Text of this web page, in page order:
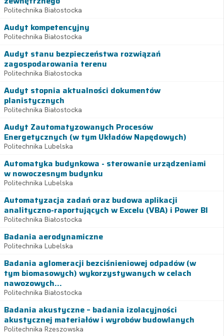
Politechnika Białostocka
Audyt kompetencyjny
Politechnika Białostocka
Audyt stanu bezpieczeństwa rozwiązań
zagospodarowania terenu
Politechnika Białostocka
Audyt stopnia aktualności dokumentów
planistycznych
Politechnika Białostocka
Audyt Zautomatyzowanych Procesów
Energetycznych (w tym Układów Napędowych)
Politechnika Lubelska
Automatyka budynkowa - sterowanie urządzeniami
w nowoczesnym budynku
Politechnika Lubelska
Automatyzacja zadań oraz budowa aplikacji
analityczno-raportujących w Excelu (VBA) i Power BI
Politechnika Białostocka
Badania aerodynamiczne
Politechnika Lubelska
Badania aglomeracji bezciśnieniowej odpadów (w
tym biomasowych) wykorzystywanych w celach
nawozowych...
Politechnika Białostocka
Badania akustyczne – badania izolacyjności
akustycznej materiałów i wyrobów budowlanych
Politechnika Rzeszowska